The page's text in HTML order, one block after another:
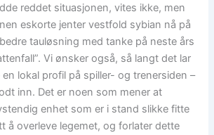
reddet situasjonen, vites ikke, men
eskorte jenter vestfold sybian nå på
bedre tauløsning med tanke på neste års
Vi ønsker også, så langt det lar
lokal profil på spiller- og trenersiden –
inn. Det er noen som mener at
enhet som er i stand slikke fitte
å overleve legemet, og forlater dette